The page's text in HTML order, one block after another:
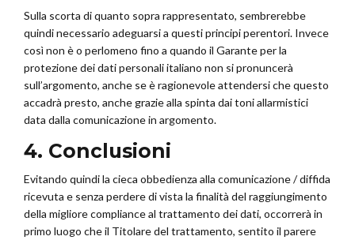
Sulla scorta di quanto sopra rappresentato, sembrerebbe
quindi necessario adeguarsi a questi principi perentori. Invece
così non è o perlomeno fino a quando il Garante per la
protezione dei dati personali italiano non si pronuncerà
sull’argomento, anche se è ragionevole attendersi che questo
accadrà presto, anche grazie alla spinta dai toni allarmistici
data dalla comunicazione in argomento.
4. Conclusioni
Evitando quindi la cieca obbedienza alla comunicazione / diffida
ricevuta e senza perdere di vista la finalità del raggiungimento
della migliore compliance al trattamento dei dati, occorrerà in
primo luogo che il Titolare del trattamento, sentito il parere